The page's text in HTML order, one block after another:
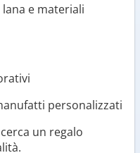
e materiali
personalizzati
un regalo